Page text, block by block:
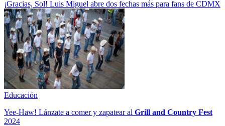
¡Gracias, Sol! Luis Miguel abre dos fechas más para fans de CDMX
Educación
Yee-Haw! Lánzate a comer y zapatear al Grill and Country Fest
2024